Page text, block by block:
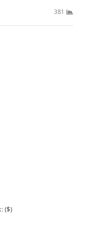
381
($)